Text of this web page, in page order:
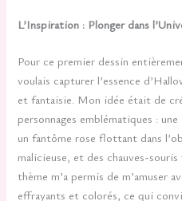
L’Inspiration : Plonger dans
Pour ce premier dessin
voulais capturer l’essence
et fantaisie. Mon idée était de
personnages emblématiques :
un fantôme rose flottant dans
malicieuse, et des chauves-
thème m’a permis de m’amuser
effrayants et colorés, ce qui